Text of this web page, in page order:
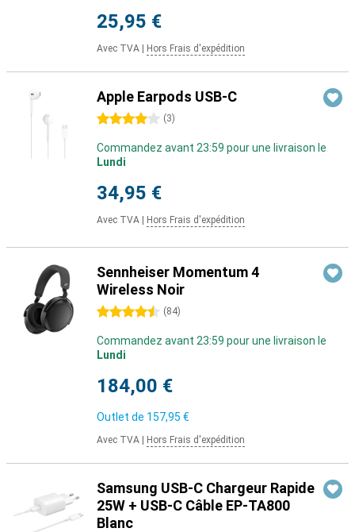
25,95 €
Avec TVA Hors Frais d'expédition
Apple Earpods USB-C
4 étoiles (3)
Commandez avant 23:59 pour une livraison le
Lundi
34,95 €
Avec TVA Hors Frais d'expédition
Sennheiser Momentum 4
Wireless Noir
4.5 étoiles (84)
Commandez avant 23:59 pour une livraison le
Lundi
184,00 €
Outlet de 157,95 €
Avec TVA Hors Frais d'expédition
Samsung USB-C Chargeur Rapide
25W + USB-C Câble EP-TA800
Blanc